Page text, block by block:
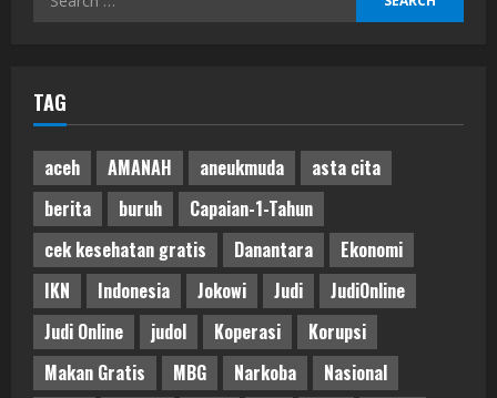
TAG
aceh AMANAH aneukmuda
asta cita
berita
buruh
Capaian-1-Tahun
cek kesehatan gratis
Danantara
Ekonomi
IKN
Indonesia Jokowi Judi
JudiOnline
Judi Online
judol Koperasi
Korupsi
Makan Gratis
MBG Narkoba Nasional